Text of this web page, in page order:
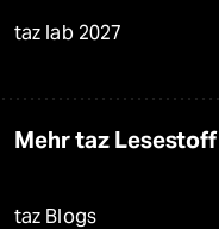
taz lab 2027
Mehr taz Lesestoff
taz Blogs